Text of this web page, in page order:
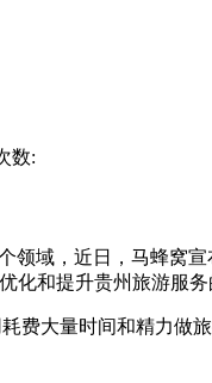
数:
域，近日，马蜂窝
化和提升贵州旅游服务
大量时间和精力做